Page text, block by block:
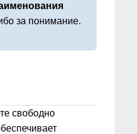
за понимание.
свободно